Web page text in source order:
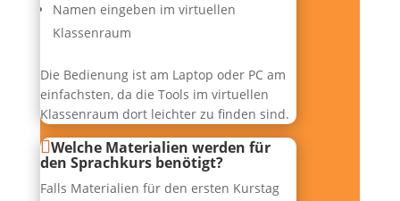
Namen eingeben im virtuellen
Klassenraum
Die Bedienung ist am Laptop oder PC am
einfachsten, da die Tools im virtuellen
Klassenraum dort leichter zu finden sind.
Welche Materialien werden für
den Sprachkurs benötigt?
Falls Materialien für den ersten Kurstag